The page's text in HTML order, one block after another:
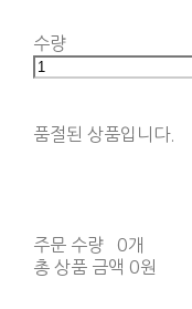
수량
품절된 상품입니다.
주문 수량
0개
총 상품 금액 0원